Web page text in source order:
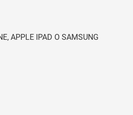
APPLE IPAD O SAMSUNG